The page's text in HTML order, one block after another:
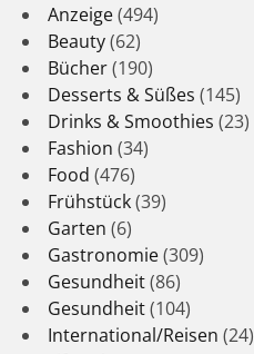
Anzeige(494)
Beauty(62)
Bücher(190)
Desserts & Süßes (145)
Drinks & Smoothies (23)
Fashion (34)
Food (476)
Frühstück(39)
Garten (6)
Gastronomie(309)
Gesundheit(86)
Gesundheit(104)
International/Reisen (24)